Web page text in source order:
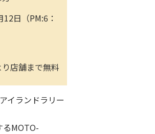
日（PM:6：
店舗まで無料
イランドラリー
るMOTO-